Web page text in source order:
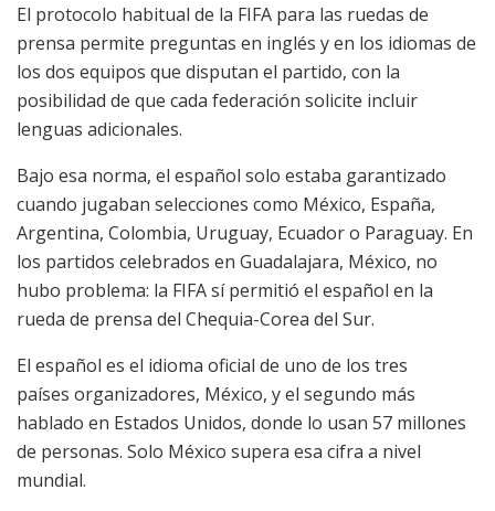
El protocolo habitual de la FIFA para las ruedas de
prensa permite preguntas en inglés y en los idiomas de
los dos equipos que disputan el partido, con la
posibilidad de que cada federación solicite incluir
lenguas adicionales.
Bajo esa norma, el español solo estaba garantizado
cuando jugaban selecciones como México, España,
Argentina, Colombia, Uruguay, Ecuador o Paraguay. En
los partidos celebrados en Guadalajara, México, no
hubo problema: la FIFA sí permitió el español en la
rueda de prensa del Chequia-Corea del Sur.
El español es el idioma oficial de uno de los tres
países organizadores, México, y el segundo más
hablado en Estados Unidos, donde lo usan 57 millones
de personas. Solo México supera esa cifra a nivel
mundial.